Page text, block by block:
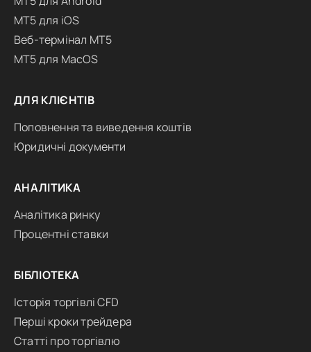
MT5 для iOS
Веб-термінал MT5
MT5 для MacOS
ДЛЯ КЛІЄНТІВ
Поповнення та виведення коштів
Юридичні документи
АНАЛІТИКА
Аналітика ринку
Процентні ставки
БІБЛІОТЕКА
Історія торгівлі CFD
Перші кроки трейдера
Статті про торгівлю